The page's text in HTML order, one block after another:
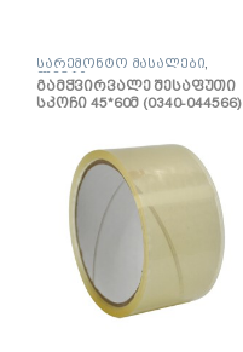
სარემონტო მასალები
ლენტი
გამჭვირვალე შესაფუთი
სკოჩი 45*60მ (0340-044566)